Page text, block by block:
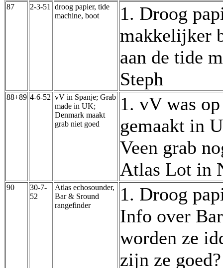
87 2-3-51 droog papier, tide
machine, boot
1. Droog
makkelijker
aan de tide
Steph
88+89 4-6-52 vV in Spanje; Grab
made in UK;
Denmark maakt
grab niet goed
1. vV was
gemaakt in
Veen grab
Atlas Lot in
90
30-7-
52
Atlas echosounder,
Bar & Sround
rangefinder
1. Droog
Info over
worden ze
zijn ze